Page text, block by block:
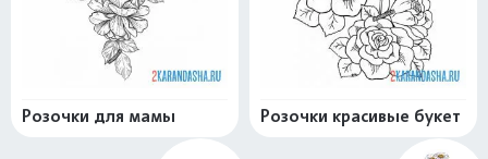
Розочки для мамы Розочки красивые букет